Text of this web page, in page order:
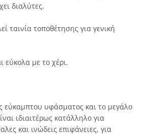
διαλύτες.
ταινία τοποθέτησης για γενική
εύκολα με το χέρι.
εύκαμπτου υφάσματος και το μεγάλο
ιδιαιτέρως κατάλληλο για
και ινώδεις επιφάνειες, για